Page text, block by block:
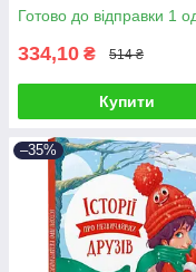
Готово до відправки 1
334,10 ₴ 514 ₴
Купити
–35%